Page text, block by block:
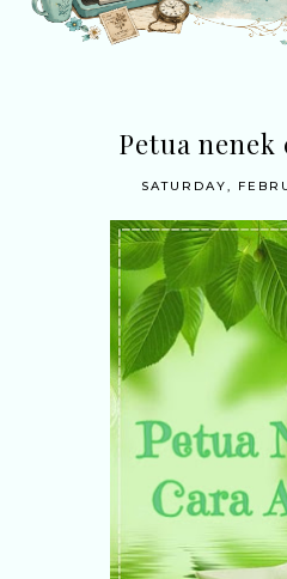
Petua
SATURDAY,